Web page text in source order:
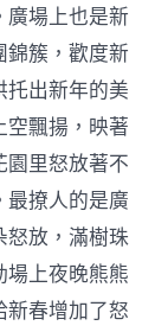
廣場上也是新
錦簇，歡度新
托出新年的美
空飄揚，映著
園里怒放著不
最撩人的是廣
怒放，滿樹珠
場上夜晚熊熊
新春增加了怒